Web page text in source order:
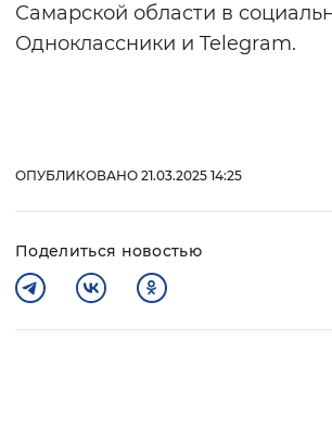
Самарской области в
Одноклассники и Telegram.
ОПУБЛИКОВАНО 21.03.2025 14:25
Поделиться новостью